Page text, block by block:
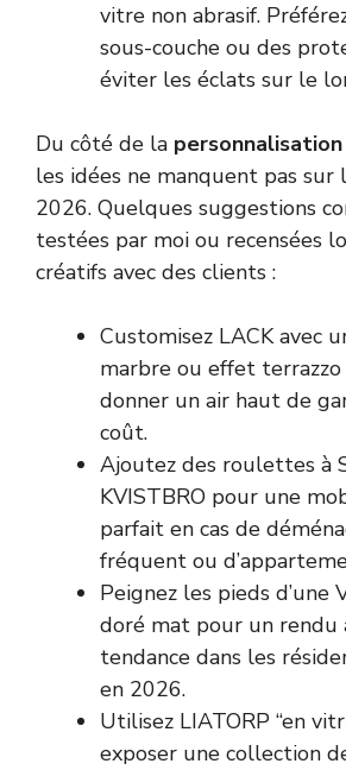
vitre non abrasif.
sous-couche ou des
éviter les éclats sur le
Du côté de la personnalisation
les idées ne manquent pas sur
2026. Quelques suggestions
testées par moi ou recensées
créatifs avec des clients :
Customisez LACK avec
marbre ou effet
donner un air haut de
coût.
Ajoutez des roulettes à
KVISTBRO pour une
parfait en cas de
fréquent ou
Peignez les pieds d’une
doré mat pour un rendu
tendance dans les
en 2026.
Utilisez LIATORP “en
exposer une collection